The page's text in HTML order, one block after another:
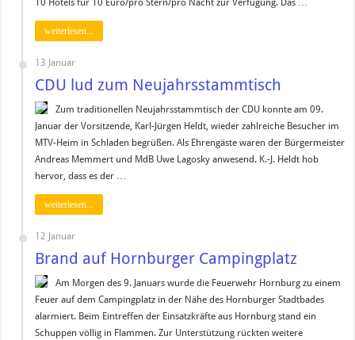
10 Hotels für 10 Euro/pro Stern/pro Nacht zur Verfügung. Das …
weiterlesen...
13 Januar
CDU lud zum Neujahrsstammtisch
Zum traditionellen Neujahrsstammtisch der CDU konnte am 09.
Januar der Vorsitzende, Karl-Jürgen Heldt, wieder zahlreiche Besucher im
MTV-Heim in Schladen begrüßen. Als Ehrengäste waren der Bürgermeister
Andreas Memmert und MdB Uwe Lagosky anwesend. K.-J. Heldt hob
hervor, dass es der …
weiterlesen...
12 Januar
Brand auf Hornburger Campingplatz
Am Morgen des 9. Januars wurde die Feuerwehr Hornburg zu einem
Feuer auf dem Campingplatz in der Nähe des Hornburger Stadtbades
alarmiert. Beim Eintreffen der Einsatzkräfte aus Hornburg stand ein
Schuppen völlig in Flammen. Zur Unterstützung rückten weitere